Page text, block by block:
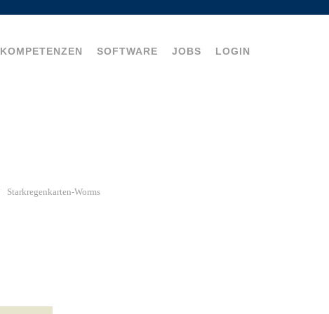
KOMPETENZEN SOFTWARE JOBS LOGIN
Starkregenkarten-Worms